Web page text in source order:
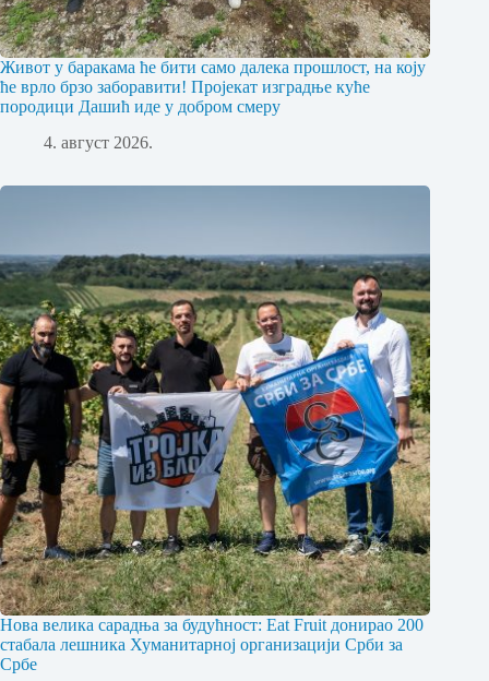
Живот у баракама ће бити само далека прошлост, на коју
ће врло брзо заборавити! Пројекат изградње куће
породици Дашић иде у добром смеру
4. август 2026.
Нова велика сарадња за будућност: Eat Fruit донирао 200
стабала лешника Хуманитарној организацији Срби за
Србе